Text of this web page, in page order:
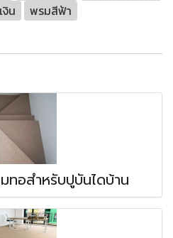
น พรมสีฟ้า
อสำหรับปูบันไดบ้าน